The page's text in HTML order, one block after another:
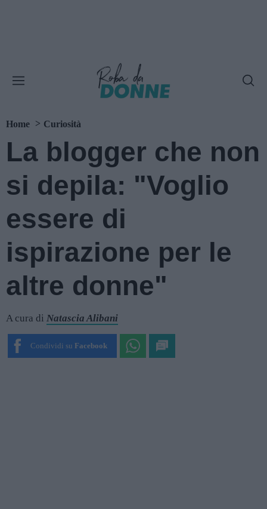
Home Curiosità
La blogger che non
si depila: "Voglio
essere di
ispirazione per le
altre donne"
A cura di Natascia Alibani
Condividi su Facebook